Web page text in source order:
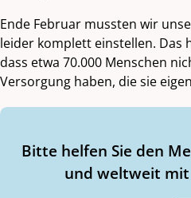
Ende Februar mussten wir
leider komplett einstellen. Das
dass etwa 70.000 Menschen
Versorgung haben, die sie
Bitte helfen Sie den
und weltweit mit